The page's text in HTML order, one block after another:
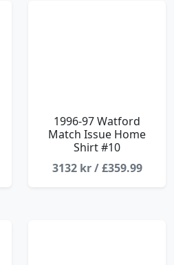
1996-97 Watford
Match Issue Home
Shirt #10
3132 kr / £359.99